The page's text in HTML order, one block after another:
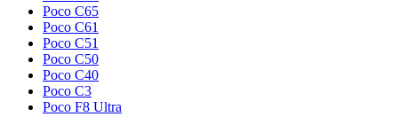
Poco C65
Poco C61
Poco C51
Poco C50
Poco C40
Poco C3
Poco F8 Ultra